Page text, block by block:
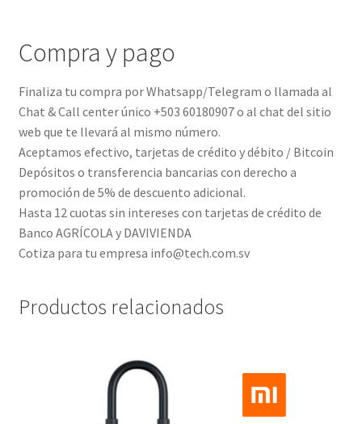
Compra y pago
Finaliza tu compra por Whatsapp/Telegram o llamada al
Chat & Call center único +503 60180907 o al chat del sitio
web que te llevará al mismo número.
Aceptamos efectivo, tarjetas de crédito y débito / Bitcoin
Depósitos o transferencia bancarias con derecho a
promoción de 5% de descuento adicional.
Hasta 12 cuotas sin intereses con tarjetas de crédito de
Banco AGRÍCOLA y DAVIVIENDA
Cotiza para tu empresa info@tech.com.sv
Productos relacionados